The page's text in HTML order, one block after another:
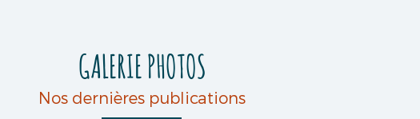
GALERIE PHOTOS
Nos dernières publications